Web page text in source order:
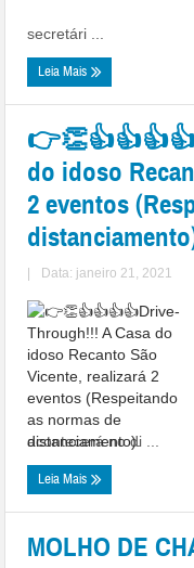
secretári ...
Leia Mais
do idoso
2 eventos
Data: janeiro 21, 2021
acontecerá no di ...
Leia Mais
MOLHO DE